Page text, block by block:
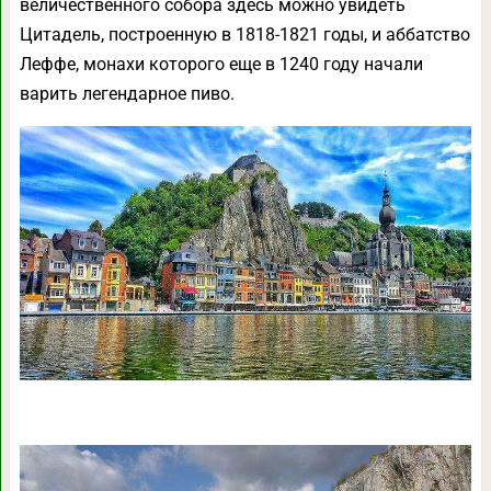
величественного собора здесь можно увидеть
Цитадель, построенную в 1818-1821 годы, и аббатство
Леффе, монахи которого еще в 1240 году начали
варить легендарное пиво.